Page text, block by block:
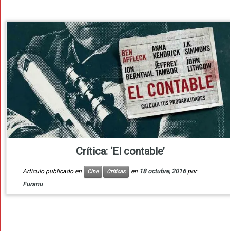
Crítica: ‘El contable’
Artículo publicado en Cine Críticas en 18 octubre, 2016 por
Furanu